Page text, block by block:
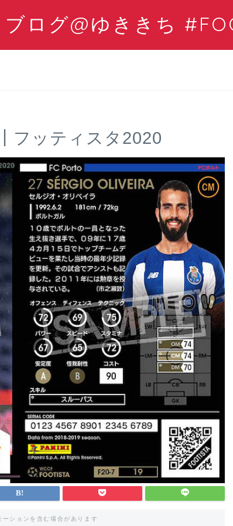
ログ@ゆききち
フッティスタ2020
ーションを含む場合があります